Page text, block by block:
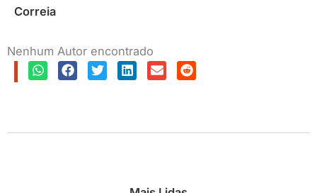
Correia
Nenhum Autor encontrado